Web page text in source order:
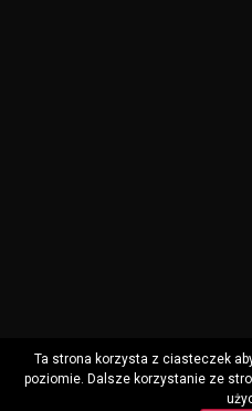
Ta strona korzysta z ciasteczek
poziomie. Dalsze korzystanie ze